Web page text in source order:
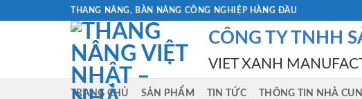
THANG NÂNG, BÀN NÂNG CÔNG NGHIỆP HÀNG ĐẦU
CÔNG TY TNHH
VIET XANH
TRANG CHỦ SẢN PHẨM TIN TỨC THÔNG TIN NHÀ